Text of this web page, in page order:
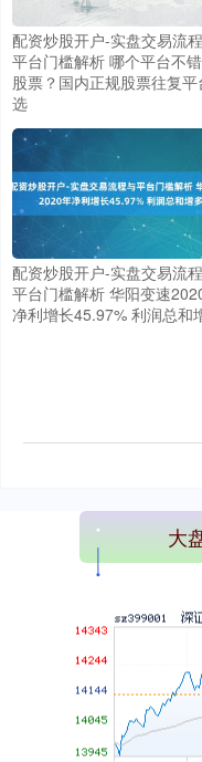
配资炒股开户-实盘交易流
平台门槛解析 哪个平台不
股票？国内正规股票往复平
选
配资炒股开户-实盘交易流
平台门槛解析 华阳变速
净利增长45.97% 利润总和
大
上证综指
深证成指